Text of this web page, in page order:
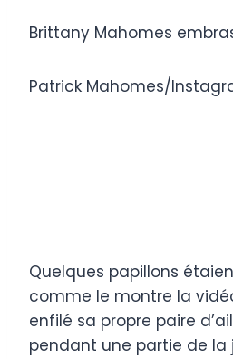
Brittany Mahomes
Patrick Mahomes/
Quelques papillons
comme le montre la
enfilé sa propre paire
pendant une partie de la